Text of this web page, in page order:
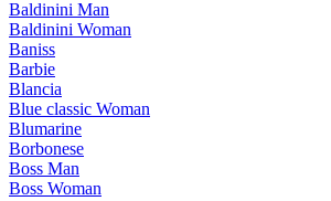
Baldinini Man
Baldinini Woman
Baniss
Barbie
Blancia
Blue classic Woman
Blumarine
Borbonese
Boss Man
Boss Woman